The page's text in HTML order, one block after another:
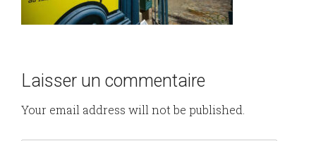
Laisser un commentaire
Your email address will not be published.